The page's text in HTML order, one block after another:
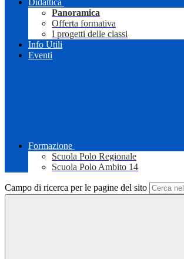
Didattica
Panoramica
Offerta formativa
I progetti delle classi
Info Utili
Eventi
Formazione
Scuola Polo Regionale
Scuola Polo Ambito 14
Campo di ricerca per le pagine del sito